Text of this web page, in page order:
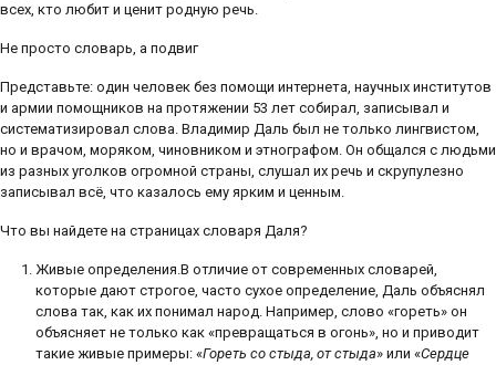
всех, кто любит и ценит родную речь.
Не просто словарь, а подвиг
Представьте: один человек без помощи интернета, научных институтов
и армии помощников на протяжении 53 лет собирал, записывал и
систематизировал слова. Владимир Даль был не только лингвистом,
но и врачом, моряком, чиновником и этнографом. Он общался с людьми
из разных уголков огромной страны, слушал их речь и скрупулезно
записывал всё, что казалось ему ярким и ценным.
Что вы найдете на страницах словаря Даля?
Живые определения.В отличие от современных словарей,
которые дают строгое, часто сухое определение, Даль объяснял
слова так, как их понимал народ. Например, слово «гореть» он
объясняет не только как «превращаться в огонь», но и приводит
такие живые примеры: «Гореть со стыда, от стыда» или «Сердце